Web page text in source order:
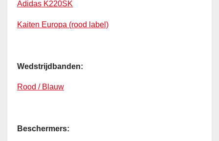
Adidas K220SK
Kaiten Europa (rood label)
Wedstrijdbanden:
Rood / Blauw
Beschermers: